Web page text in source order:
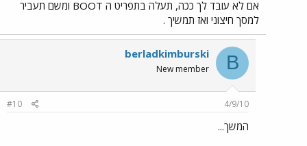
אם לא עובד לך ככה, תעלה בתפריט ה BOOT ומשם תעביר
למסך חיצוני ואז תמשיך .
B
berladkimburski
New member
4/9/10
#10
המשך...